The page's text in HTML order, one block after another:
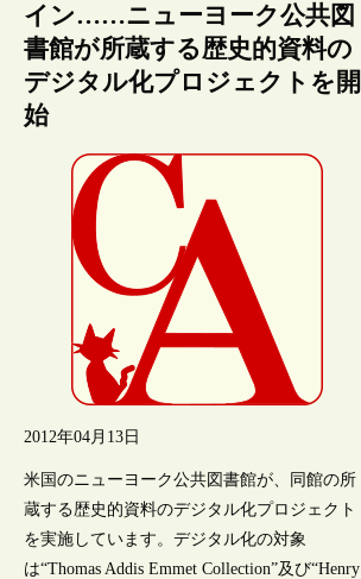
イン……ニューヨーク公共図
書館が所蔵する歴史的資料の
デジタル化プロジェクトを開
始
2012年04月13日
米国のニューヨーク公共図書館が、同館の所
蔵する歴史的資料のデジタル化プロジェクト
を実施しています。デジタル化の対象
は“Thomas Addis Emmet Collection”及び“Henry